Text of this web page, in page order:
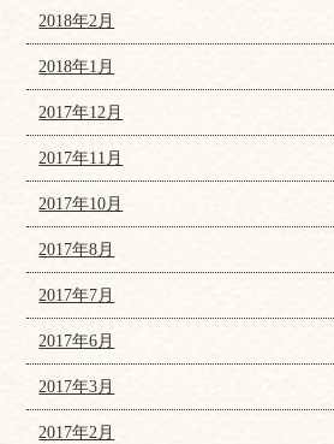
2018年2月
2018年1月
2017年12月
2017年11月
2017年10月
2017年8月
2017年7月
2017年6月
2017年3月
2017年2月